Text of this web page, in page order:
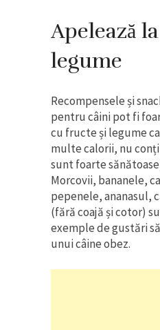
Apelează
legume
Recompensele și
pentru câini pot fi
cu fructe și legume
multe calorii, nu
sunt foarte
Morcovii, bananele,
pepenele, ananasul,
(fără coajă și cotor)
exemple de gustări
unui câine obez.